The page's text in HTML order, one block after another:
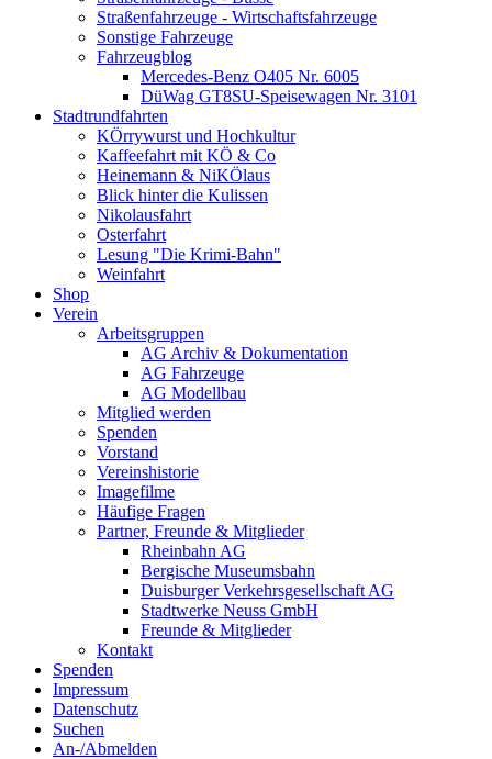
Straßenfahrzeuge - Wirtschaftsfahrzeuge
Sonstige Fahrzeuge
Fahrzeugblog
Mercedes-Benz O405 Nr. 6005
DüWag GT8SU-Speisewagen Nr. 3101
Stadtrundfahrten
KÖrrywurst und Hochkultur
Kaffeefahrt mit KÖ & Co
Heinemann & NiKÖlaus
Blick hinter die Kulissen
Nikolausfahrt
Osterfahrt
Lesung "Die Krimi-Bahn"
Weinfahrt
Shop
Verein
Arbeitsgruppen
AG Archiv & Dokumentation
AG Fahrzeuge
AG Modellbau
Mitglied werden
Spenden
Vorstand
Vereinshistorie
Imagefilme
Häufige Fragen
Partner, Freunde & Mitglieder
Rheinbahn AG
Bergische Museumsbahn
Duisburger Verkehrsgesellschaft AG
Stadtwerke Neuss GmbH
Freunde & Mitglieder
Kontakt
Spenden
Impressum
Datenschutz
Suchen
An-/Abmelden